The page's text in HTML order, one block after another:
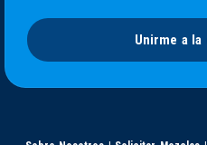
Unirme a la